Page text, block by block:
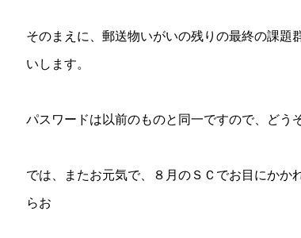
そのまえに、郵送物いがいの残りの最終の課
いします。
パスワードは以前のものと同一ですので、どう
では、またお元気で、８月のＳＣでお
らお